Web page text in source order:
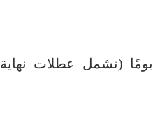
لتحويل هاتين الإجازتين إلى فترة راحة متواصلة تبلغ 16 يومًا (تشمل عطلات نهاية